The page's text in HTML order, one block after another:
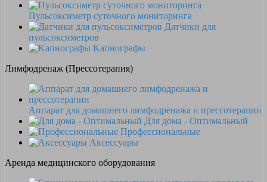
Пульсоксиметр суточного мониторинга
Датчики для
пульсоксиметров
Kапнографы
Лимфодренаж (Прессотерапия)
Аппарат для домашнего лимфодренажа и прессотерапии
Для дома - Оптимальный
Профессиональные
Аксессуары
Аренда медицинского оборудования